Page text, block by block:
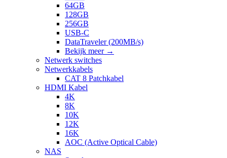
64GB
128GB
256GB
USB-C
DataTraveler (200MB/s)
Bekijk meer →
Netwerk switches
Netwerkkabels
CAT 8 Patchkabel
HDMI Kabel
4K
8K
10K
12K
16K
AOC (Active Optical Cable)
NAS